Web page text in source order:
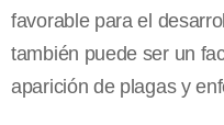
favorable para el
también puede ser un
aparición de plagas y